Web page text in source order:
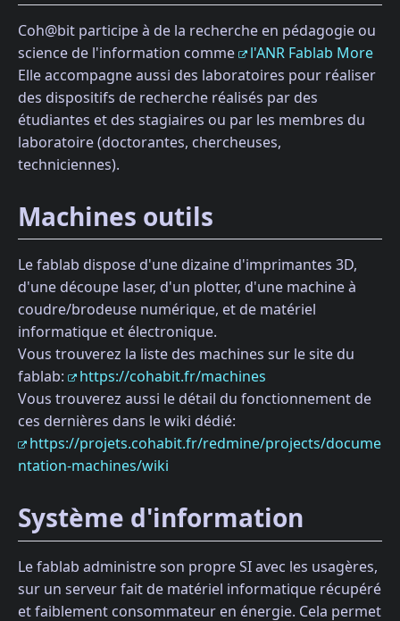
Coh@bit participe à de la recherche en pédagogie ou
science de l'information comme
l'ANR Fablab More
Elle accompagne aussi des laboratoires pour réaliser
des dispositifs de recherche réalisés par des
étudiantes et des stagiaires ou par les membres du
laboratoire (doctorantes, chercheuses,
techniciennes).
Machines outils
Le fablab dispose d'une dizaine d'imprimantes 3D,
d'une découpe laser, d'un plotter, d'une machine à
coudre/brodeuse numérique, et de matériel
informatique et électronique.
Vous trouverez la liste des machines sur le site du
fablab:
https://cohabit.fr/machines
Vous trouverez aussi le détail du fonctionnement de
ces dernières dans le wiki dédié:
https://projets.cohabit.fr/redmine/projects/docume
ntation-machines/wiki
Système d'information
Le fablab administre son propre SI avec les usagères,
sur un serveur fait de matériel informatique récupéré
et faiblement consommateur en énergie. Cela permet